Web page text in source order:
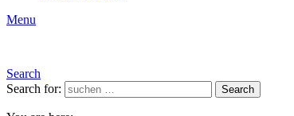
Menu
Search
Search for:
Search